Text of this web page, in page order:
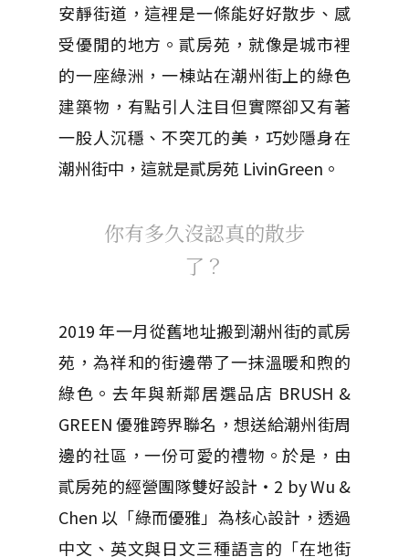
安靜街道，這裡是一條能好好散步、感
受優閒的地方。貳房苑，就像是城市裡
的一座綠洲，一棟站在潮州街上的綠色
建築物，有點引人注目但實際卻又有著
一股人沉穩、不突兀的美，巧妙隱身在
潮州街中，這就是貳房苑 LivinGreen。
你有多久沒認真的散步
了？
2019 年一月從舊地址搬到潮州街的貳房
苑，為祥和的街邊帶了一抹溫暖和煦的
綠色。去年與新鄰居選品店 BRUSH &
GREEN 優雅跨界聯名，想送給潮州街周
邊的社區，一份可愛的禮物。於是，由
貳房苑的經營團隊雙好設計・2 by Wu &
Chen 以「綠而優雅」為核心設計，透過
中文、英文與日文三種語言的「在地街